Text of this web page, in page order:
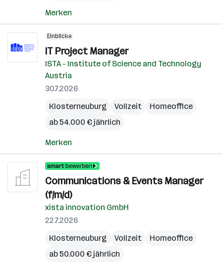
Merken
Einblicke
IT Project Manager
ISTA - Institute of Science and Technology
Austria
30.7.2026
Klosterneuburg
Vollzeit
Homeoffice
ab 54.000 € jährlich
Merken
Communications & Events Manager
(f/m/d)
xista innovation GmbH
22.7.2026
Klosterneuburg
Vollzeit
Homeoffice
ab 50.000 € jährlich